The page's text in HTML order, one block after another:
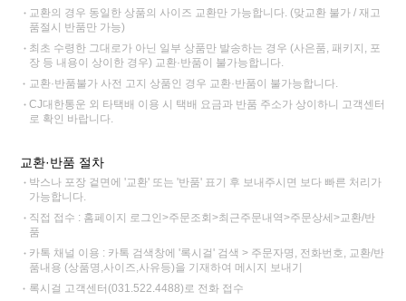
교환의 경우 동일한 상품의 사이즈 교환만 가능합니다. (맞교환 불가 / 재고
품절시 반품만 가능)
최초 수령한 그대로가 아닌 일부 상품만 발송하는 경우 (사은품, 패키지, 포
장 등 내용이 상이한 경우) 교환·반품이 불가능합니다.
교환·반품불가 사전 고지 상품인 경우 교환·반품이 불가능합니다.
CJ대한통운 외 타택배 이용 시 택배 요금과 반품 주소가 상이하니 고객센터
로 확인 바랍니다.
교환·반품 절차
박스나 포장 겉면에 '교환' 또는 '반품' 표기 후 보내주시면 보다 빠른 처리가
가능합니다.
직접 접수 : 홈페이지 로그인>주문조회>최근주문내역>주문상세>교환/반
품
카톡 채널 이용 : 카톡 검색창에 '록시걸' 검색 > 주문자명, 전화번호, 교환/반
품내용 (상품명,사이즈,사유등)을 기재하여 메시지 보내기
록시걸 고객센터(031.522.4488)로 전화 접수